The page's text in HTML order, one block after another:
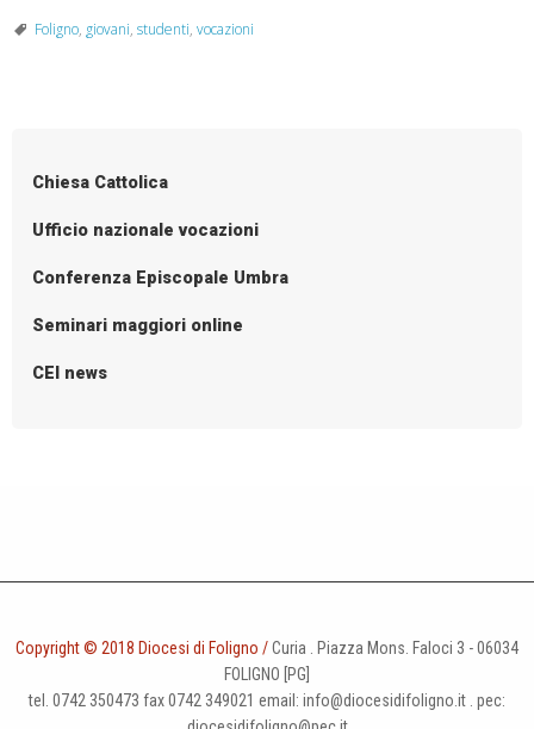
Foligno, giovani, studenti, vocazioni
Chiesa Cattolica
Ufficio nazionale vocazioni
Conferenza Episcopale Umbra
Seminari maggiori online
CEI news
Copyright © 2018 Diocesi di Foligno /Curia . Piazza Mons. Faloci 3 - 06034
FOLIGNO [PG]
tel. 0742 350473 fax 0742 349021 email: info@diocesidifoligno.it . pec: